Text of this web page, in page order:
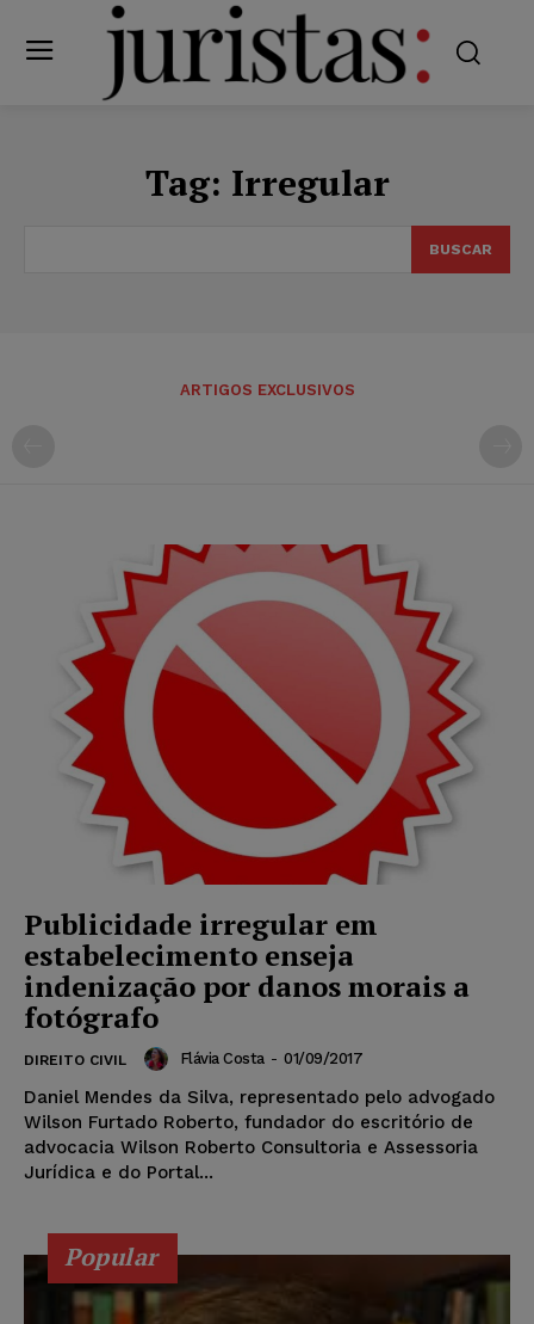
Tag: Irregular
BUSCAR
ARTIGOS EXCLUSIVOS
Publicidade irregular em
estabelecimento enseja
indenização por danos morais a
fotógrafo
DIREITO CIVIL Flávia Costa - 01/09/2017
Daniel Mendes da Silva, representado pelo advogado
Wilson Furtado Roberto, fundador do escritório de
advocacia Wilson Roberto Consultoria e Assessoria
Jurídica e do Portal...
Popular